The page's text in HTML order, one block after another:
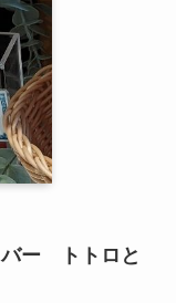
ー トトロと